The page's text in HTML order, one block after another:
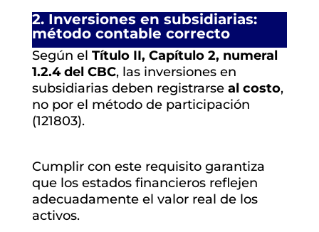
2. Inversiones en subsidiarias:
método contable correcto
Según el Título II, Capítulo 2, numeral
1.2.4 del CBC, las inversiones en
subsidiarias deben registrarse al costo,
no por el método de participación
(121803).
Cumplir con este requisito garantiza
que los estados financieros reflejen
adecuadamente el valor real de los
activos.